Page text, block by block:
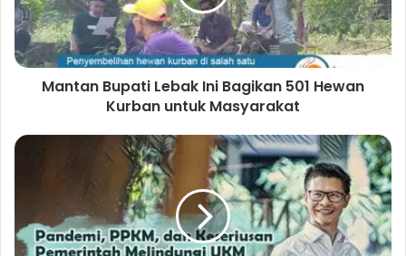
Mantan Bupati Lebak Ini Bagikan 501 Hewan
Kurban untuk Masyarakat